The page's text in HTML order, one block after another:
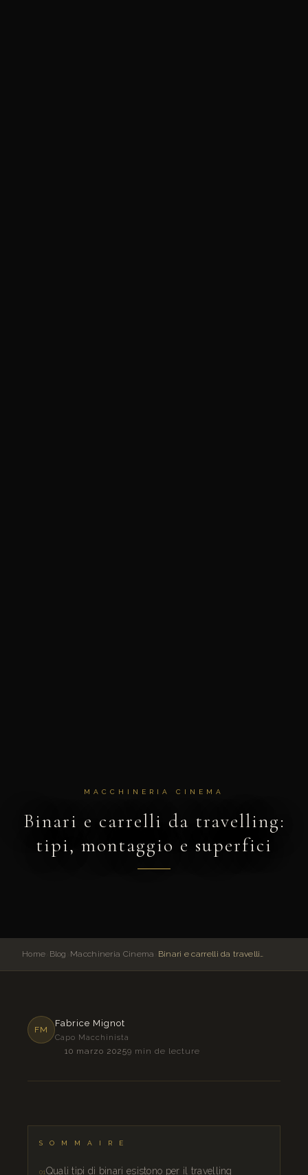
MACCHINERIA CINEMA
Binari e carrelli da travelling:
tipi, montaggio e superfici
Home Blog Macchineria Cinema Binari e carrelli da travelling: tipi, montaggio e superfici
FM
Fabrice Mignot
Capo Macchinista
10 marzo 20259 min de lecture
SOMMAIRE
Quali tipi di binari esistono per il travelling